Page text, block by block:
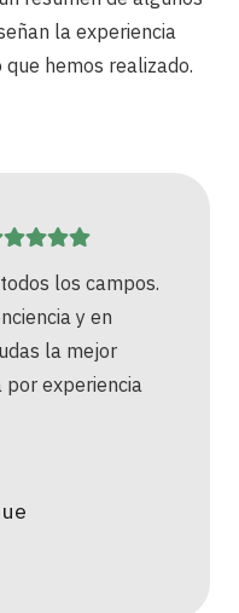
la experiencia
hemos realizado.
los campos.
y en
la mejor
por experiencia